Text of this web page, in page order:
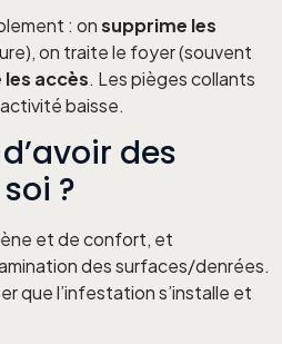
: onsupprime les
on traite le foyer (souvent
accès. Les pièges collants
baisse.
des
?
et de confort, et
des surfaces/denrées.
que l’infestation s’installe et